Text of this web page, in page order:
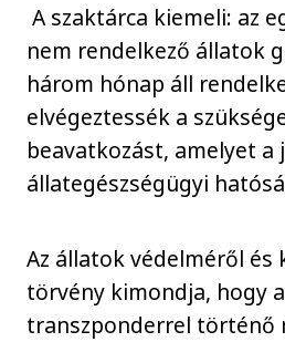
A szaktárca kiemeli: az
nem rendelkező állatok
három hónap áll
elvégeztessék a
beavatkozást, amelyet a
állategészségügyi
Az állatok védelméről és
törvény kimondja, hogy
transzponderrel történő